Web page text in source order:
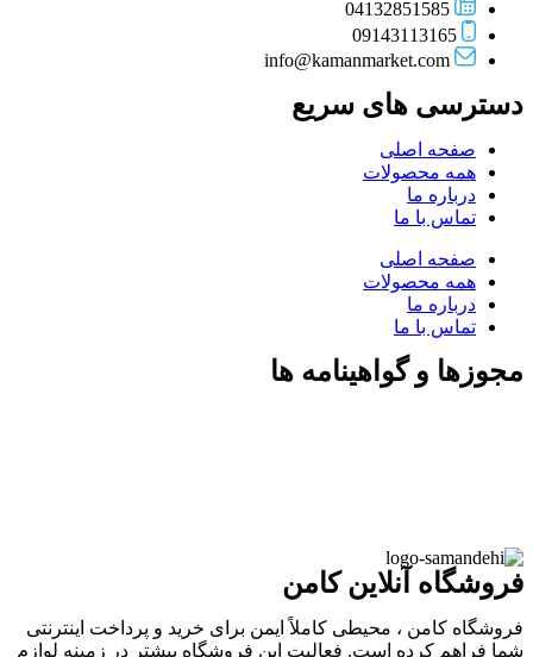
04132851585
09143113165
info@kamanmarket.com
دسترسی های سریع
صفحه اصلی
همه محصولات
درباره ما
تماس با ما
صفحه اصلی
همه محصولات
درباره ما
تماس با ما
مجوزها و گواهینامه ها
فروشگاه آنلاین کامن
فروشگاه کامن ، محیطی کاملاً ایمن برای خرید و پرداخت اینترنتی
شما فراهم کرده است. فعالیت این فروشگاه بیشتر در زمینه لوازم